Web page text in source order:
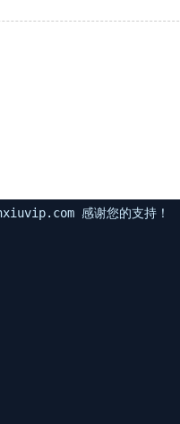
感谢您的支持！